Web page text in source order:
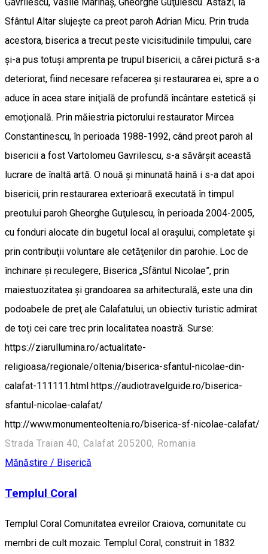
Sfântul Altar slujeşte ca preot paroh Adrian Micu. Prin truda
acestora, biserica a trecut peste vicisitudinile timpului, care
şi-a pus totuşi amprenta pe trupul bisericii, a cărei pictură s-a
deteriorat, fiind necesare refacerea şi restaurarea ei, spre a o
aduce în acea stare iniţială de profundă încântare estetică şi
emoţională. Prin măiestria pictorului restaurator Mircea
Constantinescu, în perioada 1988-1992, când preot paroh al
bisericii a fost Vartolomeu Gavrilescu, s-a săvârşit această
lucrare de înaltă artă. O nouă şi minunată haină i s-a dat apoi
bisericii, prin restaurarea exterioară executată în timpul
preotului paroh Gheorghe Guţulescu, în perioada 2004-2005,
cu fonduri alocate din bugetul local al oraşului, completate şi
prin contribuţii voluntare ale cetăţenilor din parohie. Loc de
închinare şi reculegere, Biserica „Sfântul Nicolae”, prin
maiestuozitatea şi grandoarea sa arhitecturală, este una din
podoabele de preţ ale Calafatului, un obiectiv turistic admirat
de toţi cei care trec prin localitatea noastră. Surse:
https://ziarullumina.ro/actualitate-
religioasa/regionale/oltenia/biserica-sfantul-nicolae-din-
calafat-111111.html https://audiotravelguide.ro/biserica-
sfantul-nicolae-calafat/
http://www.monumenteoltenia.ro/biserica-sf-nicolae-calafat/
Strada Traian 40, Calafat 205200, Romania
Mănăstire / Biserică
Templul Coral
Templul Coral Comunitatea evreilor Craiova, comunitate cu
membri de cult mozaic. Templul Coral, construit in 1832